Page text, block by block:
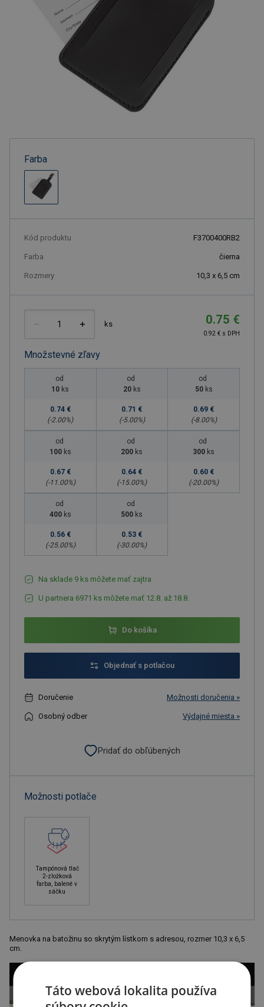
Farba
Kód produktu F3700400RB2
Farba čierna
Rozmery 10,3 x 6,5 cm
ks 0.75 €
0.92 € s DPH
Množstevné zľavy
od
10 ks
0.74 €
(-2.00%)
od
20 ks
0.71 €
(-5.00%)
od
50 ks
0.69 €
(-8.00%)
od
100 ks
0.67 €
(-11.00%)
od
200 ks
0.64 €
(-15.00%)
od
300 ks
0.60 €
(-20.00%)
od
400 ks
0.56 €
(-25.00%)
od
500 ks
0.53 €
(-30.00%)
Na sklade 9 ks môžete mať zajtra
U partnera 6971 ks môžete mať 12.8. až 18.8.
Do košíka
Objednať s potlačou
Doručenie Možnosti doručenia »
Osobný odber Výdajné miesta »
Pridať do obľúbených
Možnosti potlače
Tampónová tlač
2-zložková
farba, balené v
sáčku
Menovka na batožinu so skrytým lístkom s adresou, rozmer 10,3 x 6,5
cm.
Táto webová lokalita používa